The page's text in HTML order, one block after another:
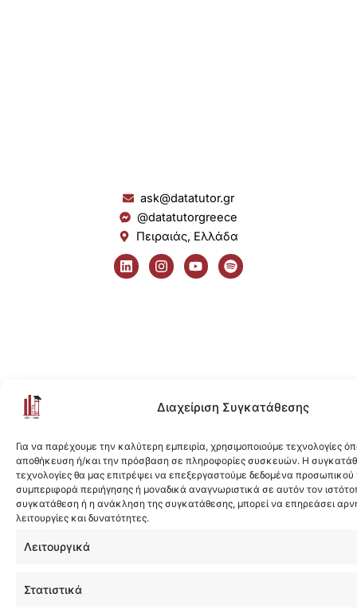
Διαχείριση Συγκατάθεσης
Για να παρέχουμε την καλύτερη εμπειρία, χρησιμοποιούμε τεχνολογίες
αποθήκευση ή/και την πρόσβαση σε πληροφορίες συσκευών. Η
τεχνολογίες θα μας επιτρέψει να επεξεργαστούμε δεδομένα
συμπεριφορά περιήγησης ή μοναδικά αναγνωριστικά σε αυτόν τον
συγκατάθεση ή η ανάκληση της συγκατάθεσης, μπορεί να επηρεάσει
λειτουργίες και δυνατότητες.
Λειτουργικά
Στατιστικά
ask@datatutor.gr
@datatutorgreece
Πειραιάς, Ελλάδα
L
i
n
I
n
s
Y
o
u
S
p
o